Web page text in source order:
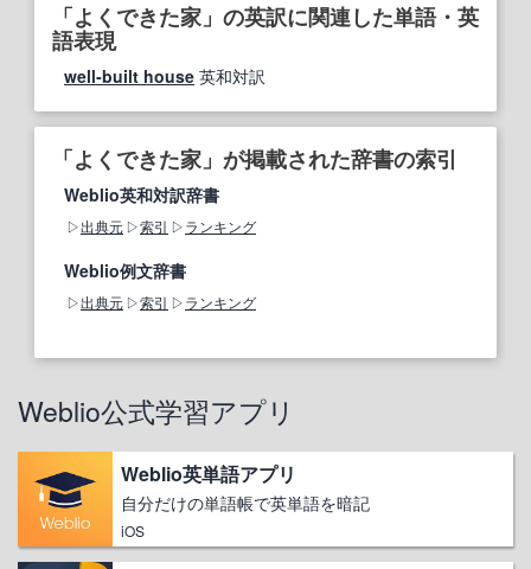
「よくできた家」の英訳に関連した単語・英
語表現
well‐built house 英和対訳
「よくできた家」が掲載された辞書の索引
Weblio英和対訳辞書
出典元 索引 ランキング
Weblio例文辞書
出典元 索引 ランキング
Weblio公式学習アプリ
Weblio英単語アプリ
自分だけの単語帳で英単語を暗記
iOS